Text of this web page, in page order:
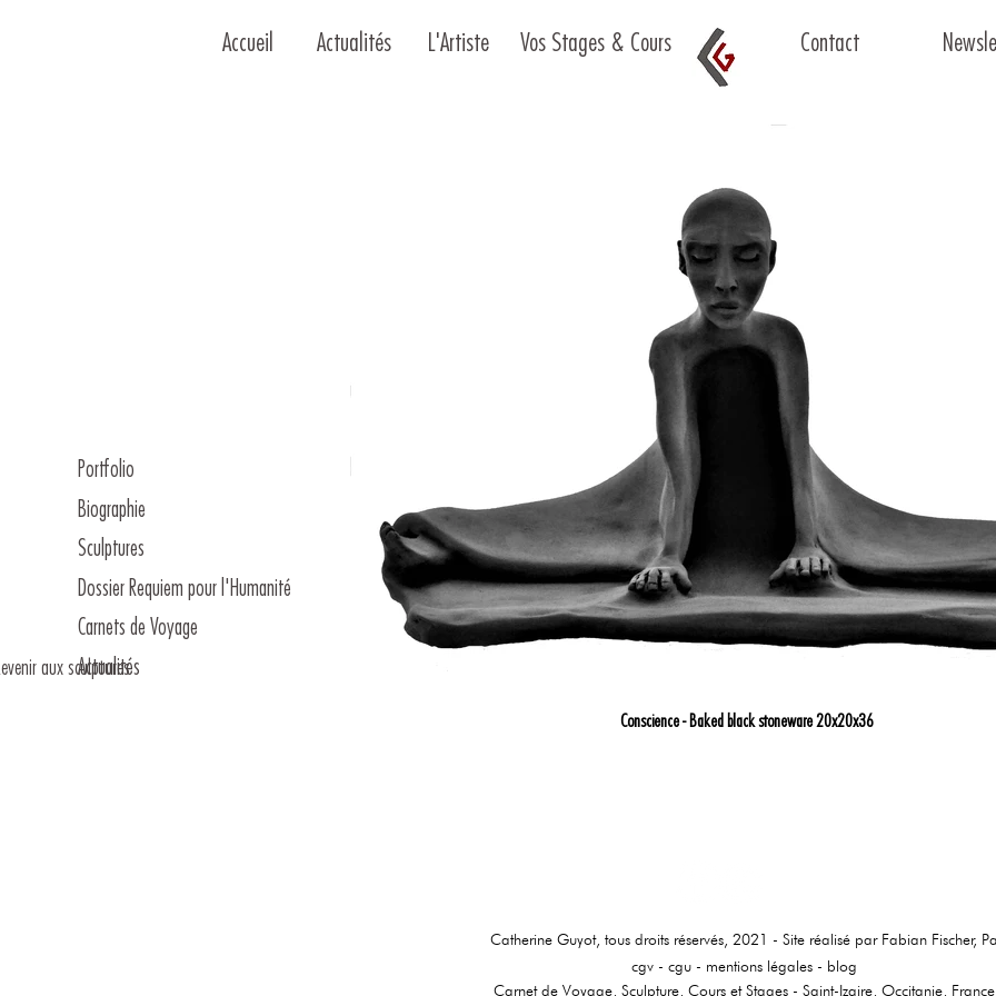
Accueil L'Artiste Vos Stages & Cours
Actualités Contact
Portfolio
Biographie
Sculptures
Dossier Requiem pour l'Humanité
Carnets de Voyage
Actualités
aux sculptures
Conscience - Baked black stoneware 20x20x36
Catherine Guyot, tous droits réservés, 2021 - Site réalisé par Fabian Fischer,
cgv - cgu - mentions légales - blog
Carnet de Voyage, Sculpture, Cours et Stages - Saint-Izaire, Occitanie, France